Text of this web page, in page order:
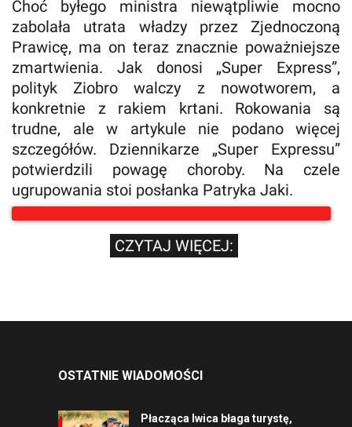
Choć byłego ministra niewątpliwie mocno
zabolała utrata władzy przez Zjednoczoną
Prawicę, ma on teraz znacznie poważniejsze
zmartwienia. Jak donosi „Super Express”,
polityk Ziobro walczy z nowotworem, a
konkretnie z rakiem krtani. Rokowania są
trudne, ale w artykule nie podano więcej
szczegółów. Dziennikarze „Super Expressu”
potwierdzili powagę choroby. Na czele
ugrupowania stoi posłanka Patryka Jaki.
CZYTAJ WIĘCEJ:
OSTATNIE WIADOMOŚCI
Płacząca lwica błaga turystę,